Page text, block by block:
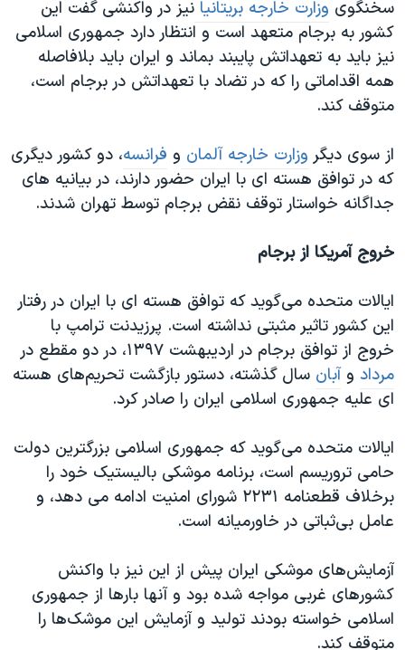
سخنگوی وزارت خارجه بریتانیا نیز در واکنشی گفت این
کشور به برجام متعهد است و انتظار دارد جمهوری اسلامی
نیز باید به تعهداتش پایبند بماند و ایران باید بلافاصله
همه اقداماتی را که در تضاد با تعهداتش در برجام است،
متوقف کند.
از سوی دیگر وزارت خارجه آلمان و فرانسه، دو کشور دیگری
که در توافق هسته ای با ایران حضور دارند، در بیانیه های
جداگانه خواستار توقف نقض برجام توسط تهران شدند.
خروج آمریکا از برجام
ایالات متحده می‌گوید که توافق هسته ای با ایران در رفتار
این کشور تاثیر مثبتی نداشته است. پرزیدنت ترامپ با
خروج از توافق برجام در اردیبهشت ۱۳۹۷، در دو مقطع در
مرداد وآبان سال گذشته، دستور بازگشت تحریم‌های هسته
ای علیه جمهوری اسلامی ایران را صادر کرد.
ایالات متحده می‌گوید که جمهوری اسلامی بزرگترین دولت
حامی تروریسم است، برنامه موشکی بالیستیک خود را
برخلاف قطعنامه ۲۲۳۱ شورای امنیت ادامه می دهد، و
عامل بی‌ثباتی در خاورمیانه است.
آزمایش‌های موشکی ایران پیش از این نیز با واکنش
کشورهای غربی مواجه شده بود و آنها بارها از جمهوری
اسلامی خواسته بودند تولید و آزمایش این موشک‌ها را
متوقف کند.